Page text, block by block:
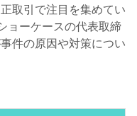
取引で注目を集めてい
ョーケースの代表取締
件の原因や対策につい